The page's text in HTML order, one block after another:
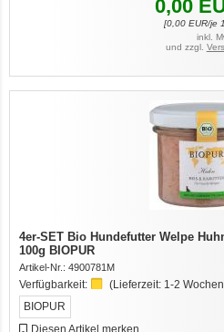
0,00
[0,00EUR/je
inkl.
und zzgl.
4er-SET Bio Hundefutter Welpe
100g BIOPUR
Artikel-Nr.: 4900781M
Verfügbarkeit: (Lieferzeit: 1-2 Wochen
BIOPUR
Diesen Artikel merken